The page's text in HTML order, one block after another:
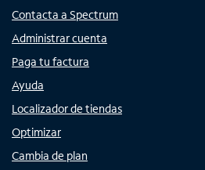
Contacta a Spectrum
Administrar cuenta
Paga tu factura
Ayuda
Localizador de tiendas
Optimizar
Cambia de plan